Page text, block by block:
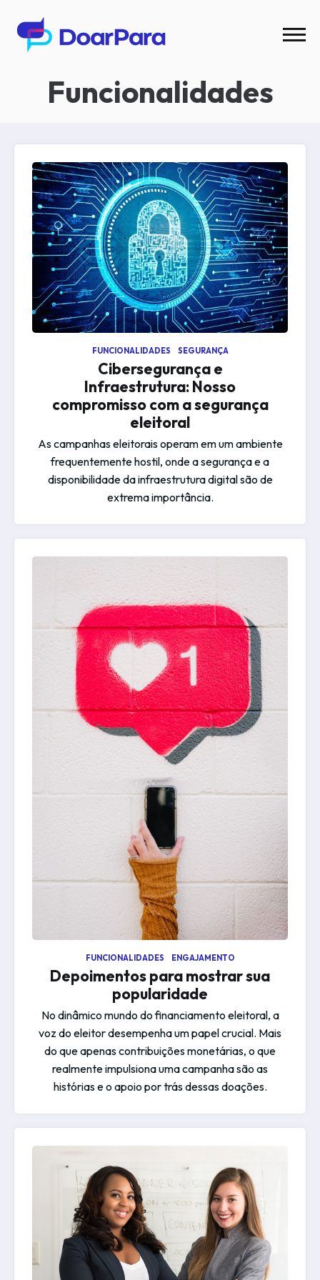
Funcionalidades
FUNCIONALIDADES SEGURANÇA
Cibersegurança e
Infraestrutura: Nosso
compromisso com a segurança
eleitoral
As campanhas eleitorais operam em um ambiente
frequentemente hostil, onde a segurança e a
disponibilidade da infraestrutura digital são de
extrema importância.
FUNCIONALIDADES ENGAJAMENTO
Depoimentos para mostrar sua
popularidade
No dinâmico mundo do financiamento eleitoral, a
voz do eleitor desempenha um papel crucial. Mais
do que apenas contribuições monetárias, o que
realmente impulsiona uma campanha são as
histórias e o apoio por trás dessas doações.